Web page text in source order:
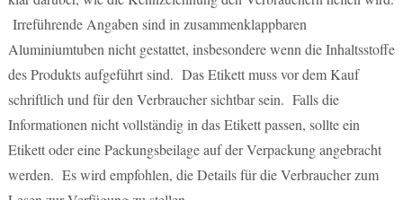
Irreführende Angaben sind in zusammenklappbaren
Aluminiumtuben nicht gestattet, insbesondere wenn die Inhaltsstoffe
des Produkts aufgeführt sind. Das Etikett muss vor dem Kauf
schriftlich und für den Verbraucher sichtbar sein. Falls die
Informationen nicht vollständig in das Etikett passen, sollte ein
Etikett oder eine Packungsbeilage auf der Verpackung angebracht
werden. Es wird empfohlen, die Details für die Verbraucher zum